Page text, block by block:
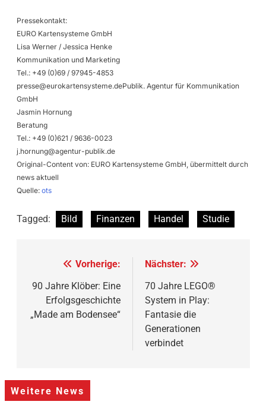
Pressekontakt:
EURO Kartensysteme GmbH
Lisa Werner / Jessica Henke
Kommunikation und Marketing
Tel.: +49 (0)69 / 97945-4853
presse@eurokartensysteme.dePublik. Agentur für Kommunikation
GmbH
Jasmin Hornung
Beratung
Tel.: +49 (0)621 / 9636-0023
j.hornung@agentur-publik.de
Original-Content von: EURO Kartensysteme GmbH, übermittelt durch
news aktuell
Quelle: ots
Tagged: Bild Finanzen Handel Studie
Beitragsnavigation
Vorherige:
90 Jahre Klöber: Eine
Erfolgsgeschichte
„Made am Bodensee“
Nächster:
70 Jahre LEGO®
System in Play:
Fantasie die
Generationen
verbindet
Weitere News